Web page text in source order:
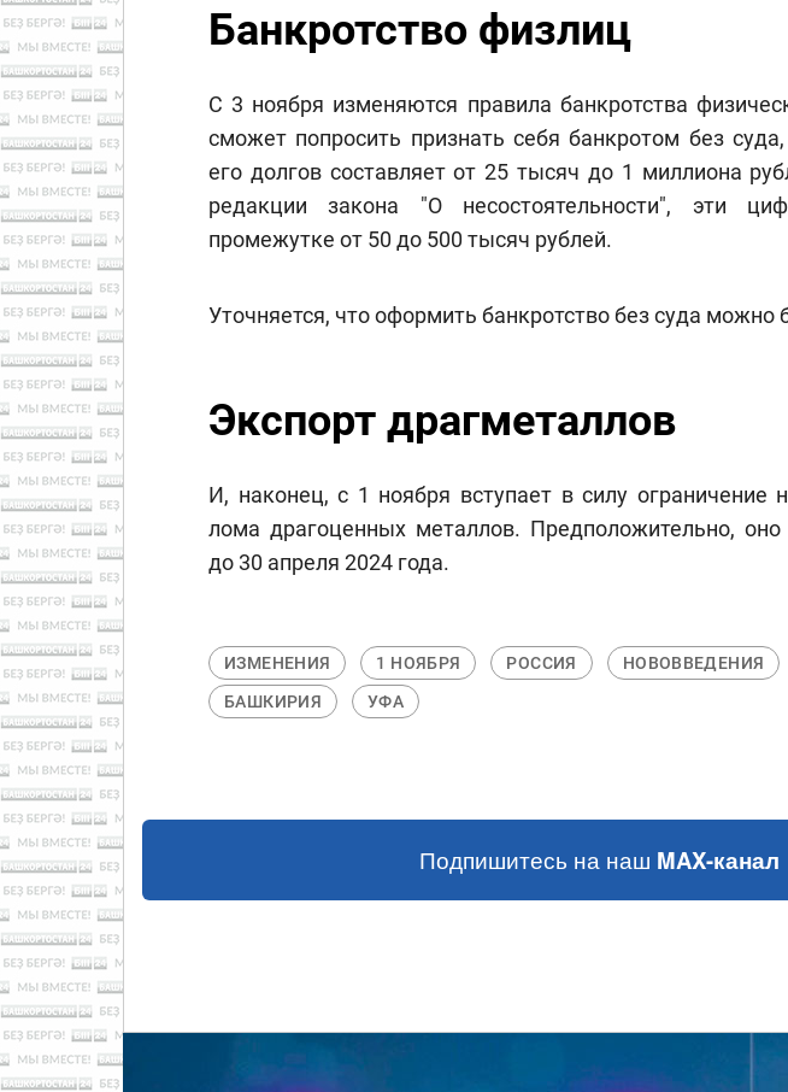
Банкротство физлиц
С 3 ноября изменяются правила банкротства
сможет попросить признать себя банкротом без
его долгов составляет от 25 тысяч до 1 миллиона
редакции закона "О несостоятельности", эти
промежутке от 50 до 500 тысяч рублей.
Уточняется, что оформить банкротство без суда
Экспорт драгметаллов
И, наконец, с 1 ноября вступает в силу ограничение
лома драгоценных металлов. Предположительно, оно
до 30 апреля 2024 года.
ИЗМЕНЕНИЯ 1 НОЯБРЯ РОССИЯ НОВОВВЕДЕНИЯ
БАШКИРИЯ
УФА
Подпишитесь на наш MAX-канал